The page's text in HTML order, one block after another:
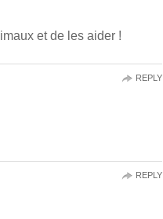
et de les aider !
REPLY
REPLY